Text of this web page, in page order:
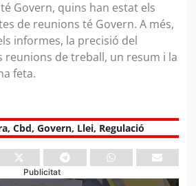
Govern, quins han estat els
de reunions té Govern. A més,
informes, la precisió del
reunions de treball, un resum i la
feta.
, Cbd, Govern, Llei, Regulació
Publicitat